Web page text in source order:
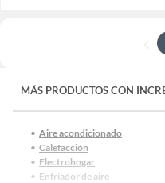
MÁS PRODUCTOS CON
Aire acondicionado
Calefacción
Electrohogar
Enfriador de aire